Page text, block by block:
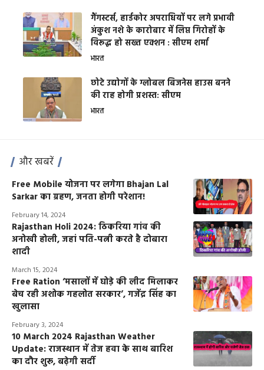
गैंगस्टर्स, हार्डकोर अपराधियों पर लगे प्रभावी
अंकुश नशे के कारोबार में लिप्त गिरोहों के
विरूद्ध हो सख्त एक्शन : सीएम शर्मा
भारत
छोटे उद्योगों के ग्लोबल बिजनेस हाउस बनने
की राह होगी प्रशस्त: सीएम
भारत
और खबरें
Free Mobile योजना पर लगेगा Bhajan Lal
Sarkar का ग्रहण, जनता होगी परेशान!
February 14, 2024
Rajasthan Holi 2024: ठिकरिया गांव की
अनोखी होली, जहां पति-पत्नी करते है दोबारा
शादी
March 15, 2024
Free Ration ‘मसालों में घोड़े की लीद मिलाकर
बेच रही अशोक गहलोत सरकार’, गजेंद्र सिंह का
खुलासा
February 3, 2024
10 March 2024 Rajasthan Weather
Update: राजस्थान में तेज हवा के साथ बारिश
का दौर शुरू, बढ़ेगी सर्दी